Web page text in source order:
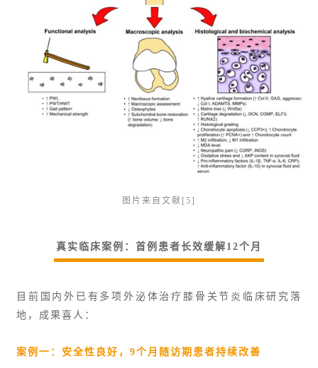
图片来自文献[5]
真实临床案例：首例患者长效缓解12个月
目前国内外已有多项外泌体治疗膝骨关节炎临床研究落
地，成果喜人：
案例一：安全性良好，9个月随访期患者持续改善